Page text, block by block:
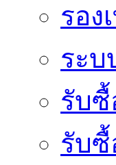
รอง
ระบ
รับซื้
รับ